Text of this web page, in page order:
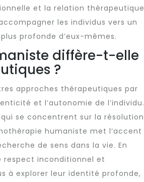
et la relation thérapeutique
les individus vers un
profonde d’eux-mêmes.
diffère-t-elle
?
approches thérapeutiques par
et l’autonomie de l’individu.
se concentrent sur la résolution
humaniste met l’accent
de sens dans la vie. En
respect inconditionnel et
à explorer leur identité profonde,